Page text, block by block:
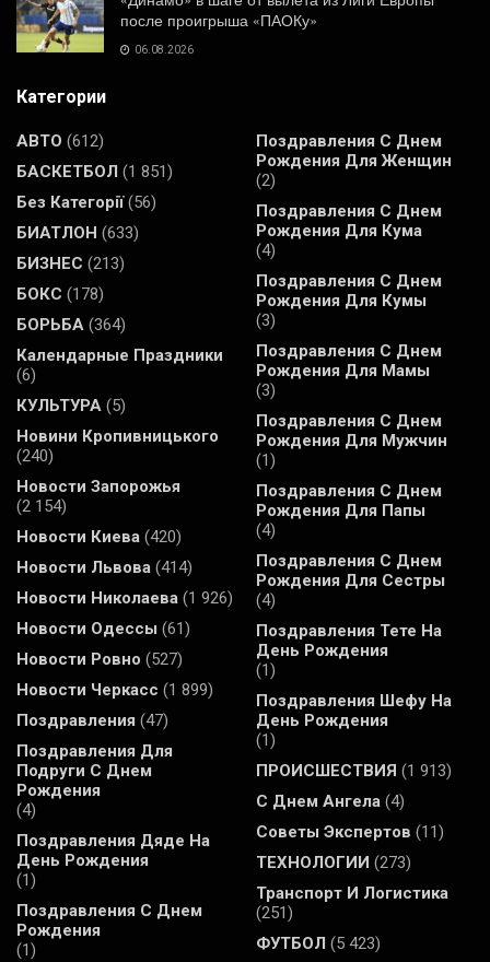
после проигрыша «ПАОКу»
06.08.2026
Категории
АВТО (612)
БАСКЕТБОЛ (1 851)
Без Категорії(56)
БИАТЛОН (633)
БИЗНЕС (213)
БОКС (178)
БОРЬБА (364)
Календарные Праздники
(6)
КУЛЬТУРА (5)
Новини Кропивницького
(240)
Новости Запорожья
(2 154)
Новости Киева (420)
Новости Львова (414)
Новости Николаева (1 926)
Новости Одессы (61)
Новости Ровно (527)
Новости Черкасс (1 899)
Поздравления (47)
Поздравления Для
Подруги С Днем
Рождения
(4)
Поздравления Дяде На
День Рождения
(1)
Поздравления С Днем
Рождения
(1)
Поздравления С Днем
Рождения Для Женщин
(2)
Поздравления С Днем
Рождения Для Кума
(4)
Поздравления С Днем
Рождения Для Кумы
(3)
Поздравления С Днем
Рождения Для Мамы
(3)
Поздравления С Днем
Рождения Для Мужчин
(1)
Поздравления С Днем
Рождения Для Папы
(4)
Поздравления С Днем
Рождения Для Сестры
(4)
Поздравления Тете На
День Рождения
(1)
Поздравления Шефу На
День Рождения
(1)
ПРОИСШЕСТВИЯ (1 913)
С Днем Ангела (4)
Советы Экспертов (11)
ТЕХНОЛОГИИ (273)
Транспорт И Логистика
(251)
ФУТБОЛ (5 423)